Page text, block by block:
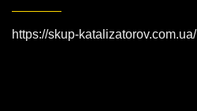
https://skup-katalizatorov.com.ua/